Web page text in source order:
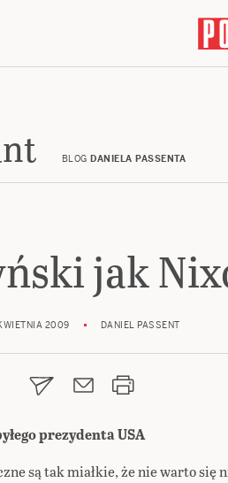
BLOG DANIELA PASSENTA
jak
2009 DANIEL PASSENT
prezydenta USA
są tak miałkie, że nie warto się